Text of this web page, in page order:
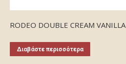
RODEO DOUBLE CREAM VANILLA
Διαβάστε περισσότερα